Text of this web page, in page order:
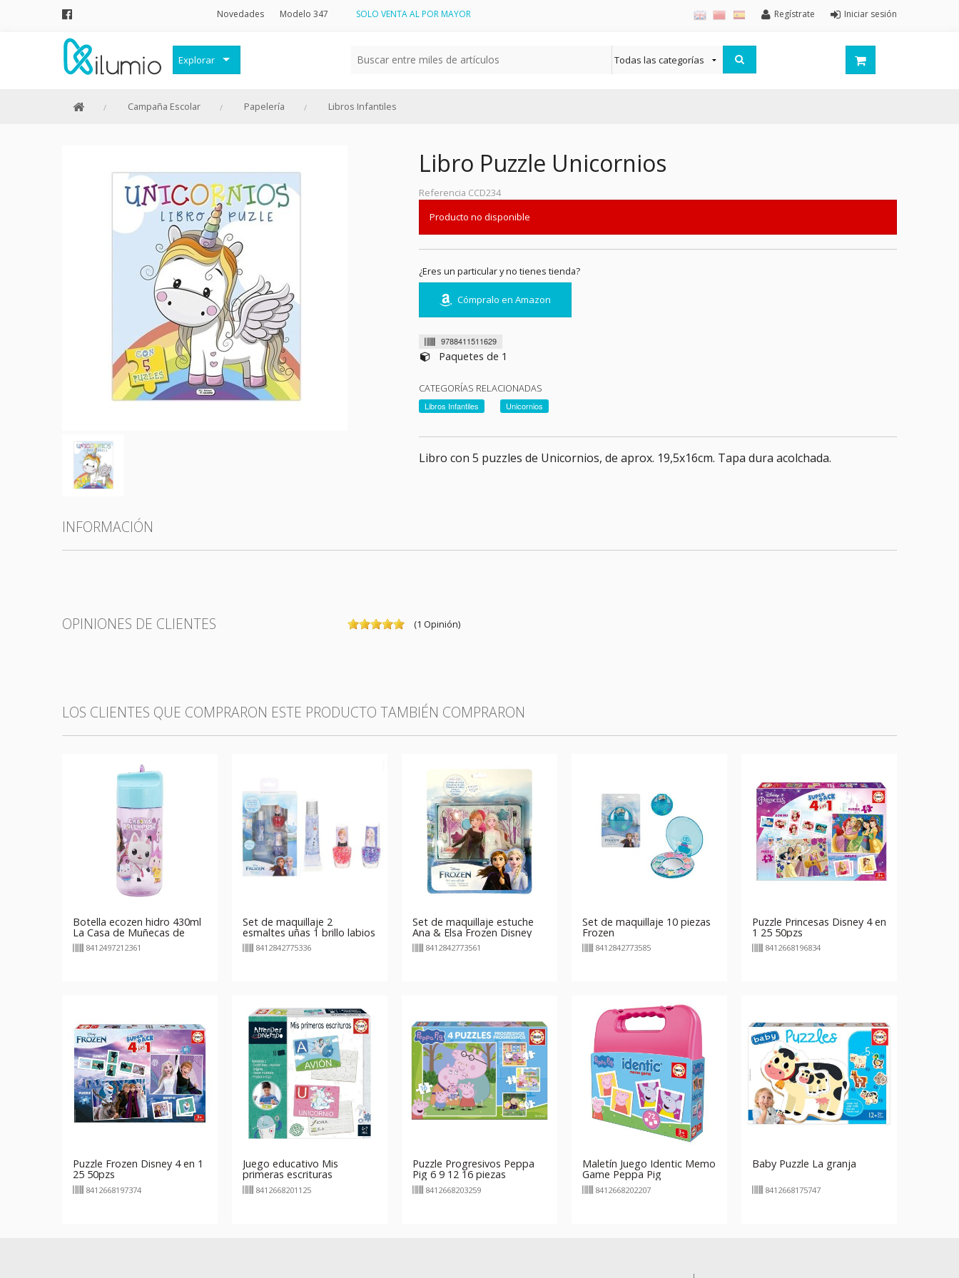
Novedades Modelo 347 SOLO VENTA AL POR MAYOR Iniciar sesión
Regístrate
Explorar
Frases Originales
Menaje
Merchandising Friki
Moda y Complementos
Invierno
Verano
Outlet
Personajes y marcas
Todas las categorías
Campaña Escolar Papelería Libros Infantiles
Libro Puzzle Unicornios
Referencia CCD234
Producto no disponible
¿Eres un particular y no tienes tienda?
Cómpralo en Amazon
9788411511629
Paquetes de 1
CATEGORÍAS RELACIONADAS
Libros Infantiles Unicornios
Libro con 5 puzzles de Unicornios, de aprox. 19,5x16cm. Tapa dura acolchada.
INFORMACIÓN
OPINIONES DE CLIENTES (1 Opinión)
LOS CLIENTES QUE COMPRARON ESTE PRODUCTO TAMBIÉN COMPRARON
Botella ecozen hidro 430ml
La Casa de Muñecas de
Gabby8412497212361
Set de maquillaje 2
esmaltes uñas 1 brillo labios
Frozen Disney
8412842775336
Set de maquillaje estuche
Ana & Elsa Frozen Disney
8412842773561
Set de maquillaje 10 piezas
Frozen
8412842773585
Puzzle Princesas Disney 4 en
1 25 50pzs
8412668196834
Puzzle Frozen Disney 4 en 1
25 50pzs
8412668197374
Juego educativo Mis
primeras escrituras
Aprender Divertido
8412668201125
Puzzle Progresivos Peppa
Pig 6 9 12 16 piezas
8412668203259
Maletín Juego Identic Memo
Game Peppa Pig
8412668202207
Baby Puzzle La granja
8412668175747